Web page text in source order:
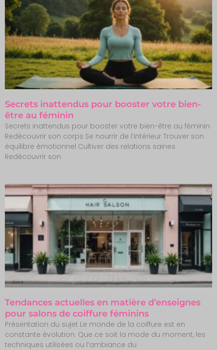
Secrets inattendus pour booster votre bien-
être au féminin
Secrets inattendus pour booster votre bien-être au féminin
Redécouvrir son corps Se nourrir de l’intérieur Trouver son
équilibre émotionnel Cultiver des relations saines
Redécouvrir son
Tendances actuelles en matière d’enseignes
pour salons de coiffure féminins
Présentation du sujet Le monde de la coiffure est en
constante évolution. Que ce soit la mode du moment, les
techniques utilisées ou l’ambiance du